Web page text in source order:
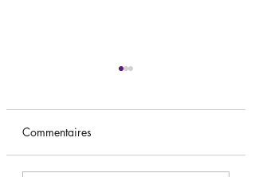
Commentaires